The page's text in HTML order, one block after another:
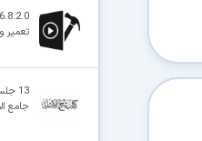
تعمیر
13 جلسه شرح الامثله
جامع